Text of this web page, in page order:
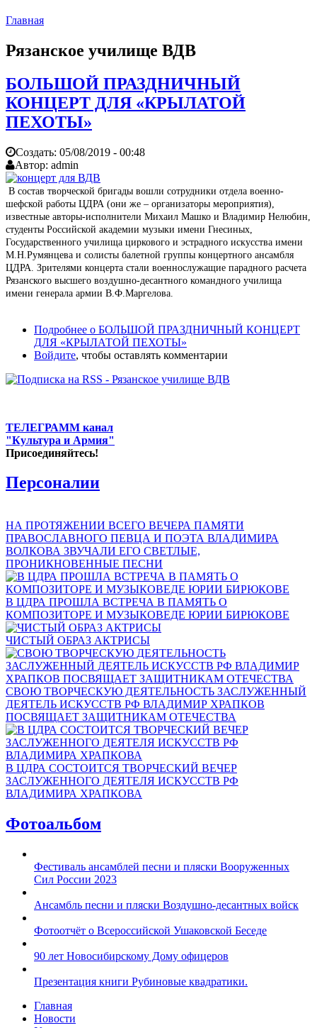
Главная
Рязанское училище ВДВ
БОЛЬШОЙ ПРАЗДНИЧНЫЙ
КОНЦЕРТ ДЛЯ «КРЫЛАТОЙ
ПЕХОТЫ»
Создать: 05/08/2019 - 00:48
Автор: admin
В состав творческой бригады вошли сотрудники отдела военно-
шефской работы ЦДРА (они же – организаторы мероприятия),
известные авторы-исполнители Михаил Машко и Владимир Нелюбин,
студенты Российской академии музыки имени Гнесиных,
Государственного училища циркового и эстрадного искусства имени
М.Н.Румянцева и солисты балетной группы концертного ансамбля
ЦДРА. Зрителями концерта стали военнослужащие парадного расчета
Рязанского высшего воздушно-десантного командного училища
имени генерала армии В.Ф.Маргелова.
Подробнее о БОЛЬШОЙ ПРАЗДНИЧНЫЙ КОНЦЕРТ
ДЛЯ «КРЫЛАТОЙ ПЕХОТЫ»
Войдите, чтобы оставлять комментарии
ТЕЛЕГРАММ канал
"Культура и Армия"
Присоединяйтесь!
Персоналии
НА ПРОТЯЖЕНИИ ВСЕГО ВЕЧЕРА ПАМЯТИ
ПРАВОСЛАВНОГО ПЕВЦА И ПОЭТА ВЛАДИМИРА
ВОЛКОВА ЗВУЧАЛИ ЕГО СВЕТЛЫЕ,
ПРОНИКНОВЕННЫЕ ПЕСНИ
В ЦДРА ПРОШЛА ВСТРЕЧА В ПАМЯТЬ О
КОМПОЗИТОРЕ И МУЗЫКОВЕДЕ ЮРИИ БИРЮКОВЕ
ЧИСТЫЙ ОБРАЗ АКТРИСЫ
СВОЮ ТВОРЧЕСКУЮ ДЕЯТЕЛЬНОСТЬ ЗАСЛУЖЕННЫЙ
ДЕЯТЕЛЬ ИСКУССТВ РФ ВЛАДИМИР ХРАПКОВ
ПОСВЯЩАЕТ ЗАЩИТНИКАМ ОТЕЧЕСТВА
В ЦДРА СОСТОИТСЯ ТВОРЧЕСКИЙ ВЕЧЕР
ЗАСЛУЖЕННОГО ДЕЯТЕЛЯ ИСКУССТВ РФ
ВЛАДИМИРА ХРАПКОВА
Фотоальбом
Фестиваль ансамблей песни и пляски Вооруженных
Сил России 2023
Ансамбль песни и пляски Воздушно-десантных войск
Фотоотчёт о Всероссийской Ушаковской Беседе
90 лет Новосибирскому Дому офицеров
Презентация книги Рубиновые квадратики.
Главная
Новости